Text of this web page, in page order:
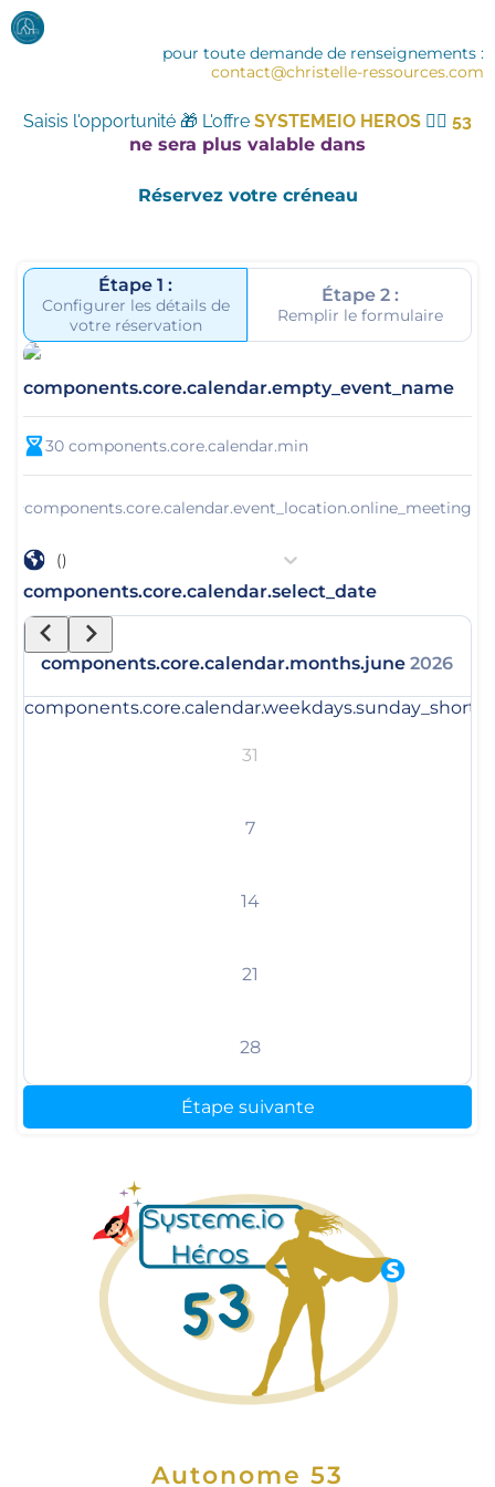
pour toute demande de renseignements :
contact@christelle-ressources.com
Saisis l'opportunité 🎁 L'offre SYSTEMEIO HEROS 🦸‍♀️ 53
ne sera plus valable dans
Réservez votre créneau
Étape 1 :
Configurer les détails de
votre réservation
Étape 2 :
Remplir le formulaire
components.core.calendar.empty_event_name
30 components.core.calendar.min
components.core.calendar.event_location.online_meeting
()
components.core.calendar.select_date
components.core.calendar.months.june 2026
components.core.calendar.weekdays.sunday_short
31
7
14
21
28
Étape suivante
Autonome 53